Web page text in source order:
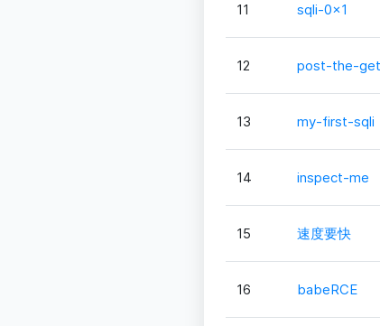
11 sqli-0x1
12 post-the-get
13 my-first-sqli
14 inspect-me
15 速度要快
16 babeRCE